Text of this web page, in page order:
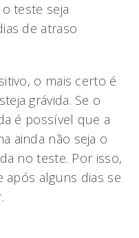
teste seja
de atraso
o mais certo é
grávida. Se o
é possível que a
ainda não seja o
no teste. Por isso,
alguns dias se